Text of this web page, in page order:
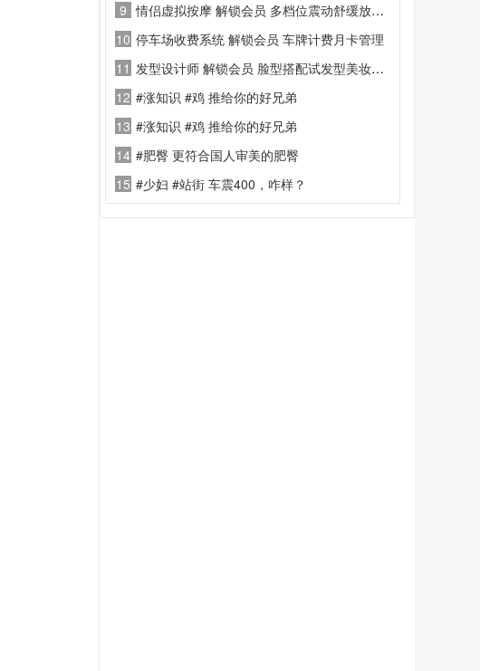
9 情侣虚拟按摩 解锁会员 多档位震动舒缓放松工具
10 停车场收费系统 解锁会员 车牌计费月卡管理
11 发型设计师 解锁会员 脸型搭配试发型美妆工具
12 #涨知识 #鸡 推给你的好兄弟
13 #涨知识 #鸡 推给你的好兄弟
14 #肥臀 更符合国人审美的肥臀
15 #少妇 #站街 车震400，咋样？